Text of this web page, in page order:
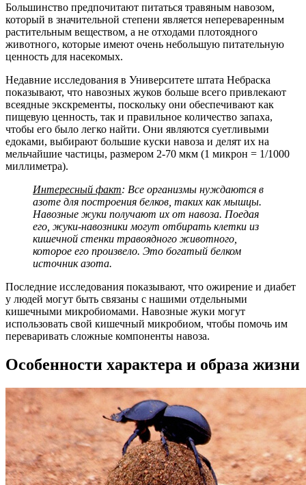
Большинство предпочитают питаться травяным навозом,
который в значительной степени является непереваренным
растительным веществом, а не отходами плотоядного
животного, которые имеют очень небольшую питательную
ценность для насекомых.
Недавние исследования в Университете штата Небраска
показывают, что навозных жуков больше всего привлекают
всеядные экскременты, поскольку они обеспечивают как
пищевую ценность, так и правильное количество запаха,
чтобы его было легко найти. Они являются суетливыми
едоками, выбирают большие куски навоза и делят их на
мельчайшие частицы, размером 2-70 мкм (1 микрон = 1/1000
миллиметра).
Интересный факт: Все организмы нуждаются в
азоте для построения белков, таких как мышцы.
Навозные жуки получают их от навоза. Поедая
его, жуки-навозники могут отбирать клетки из
кишечной стенки травоядного животного,
которое его произвело. Это богатый белком
источник азота.
Последние исследования показывают, что ожирение и диабет
у людей могут быть связаны с нашими отдельными
кишечными микробиомами. Навозные жуки могут
использовать свой кишечный микробиом, чтобы помочь им
переваривать сложные компоненты навоза.
Особенности характера и образа жизни